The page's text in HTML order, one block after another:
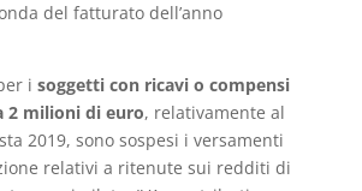
del fatturato dell’anno
i soggetti con ricavi o compensi
2 milioni di euro, relativamente al
2019, sono sospesi i versamenti
relativi a ritenute sui redditi di